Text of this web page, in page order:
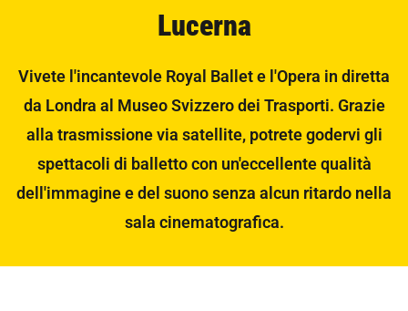
Lucerna
Vivete l'incantevole Royal Ballet e l'Opera in diretta
da Londra al Museo Svizzero dei Trasporti. Grazie
alla trasmissione via satellite, potrete godervi gli
spettacoli di balletto con un'eccellente qualità
dell'immagine e del suono senza alcun ritardo nella
sala cinematografica.